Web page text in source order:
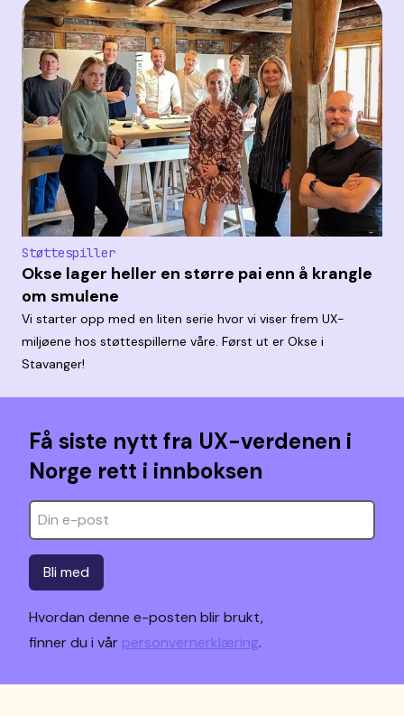
Støttespiller
Okse lager heller en større pai enn å krangle
om smulene
Vi starter opp med en liten serie hvor vi viser frem UX-
miljøene hos støttespillerne våre. Først ut er Okse i
Stavanger!
Få siste nytt fra UX-verdenen i
Norge rett i innboksen
Bli med
Hvordan denne e-posten blir brukt,
finner du i vår personvernerklæring.